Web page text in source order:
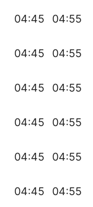
04:45 04:55
04:45 04:55
04:45 04:55
04:45 04:55
04:45 04:55
04:45 04:55